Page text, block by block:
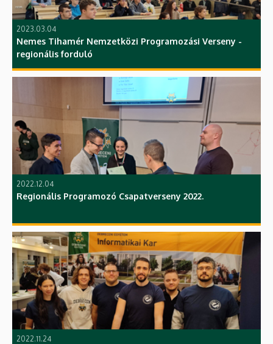
2023.03.04
Nemes Tihamér Nemzetközi Programozási Verseny -
regionális forduló
2022.12.04
Regionális Programozó Csapatverseny 2022.
2022.11.24